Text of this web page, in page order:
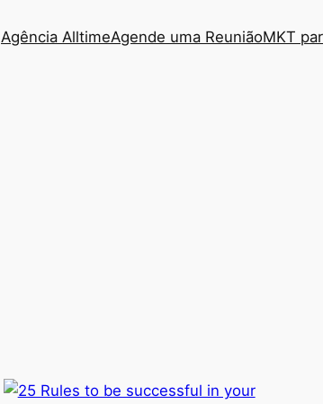
Agência AlltimeAgende uma ReuniãoMKT